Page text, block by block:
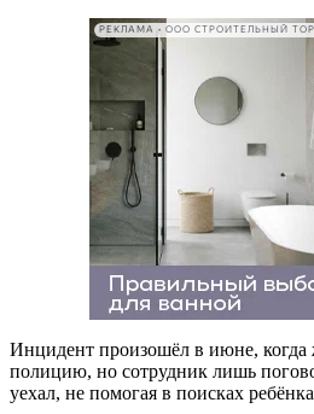
Инцидент произошёл в июне,
полицию, но сотрудник лишь
уехал, не помогая в поисках